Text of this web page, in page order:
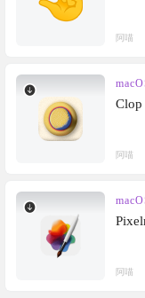
阿喵
阿喵
阿喵